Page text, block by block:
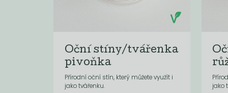
Oční stíny/tvářenka
pivoňka
Přírodní oční stín, který můžete využít i
jako tvářenku.
jako